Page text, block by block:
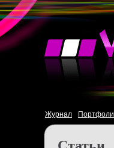
Журнал